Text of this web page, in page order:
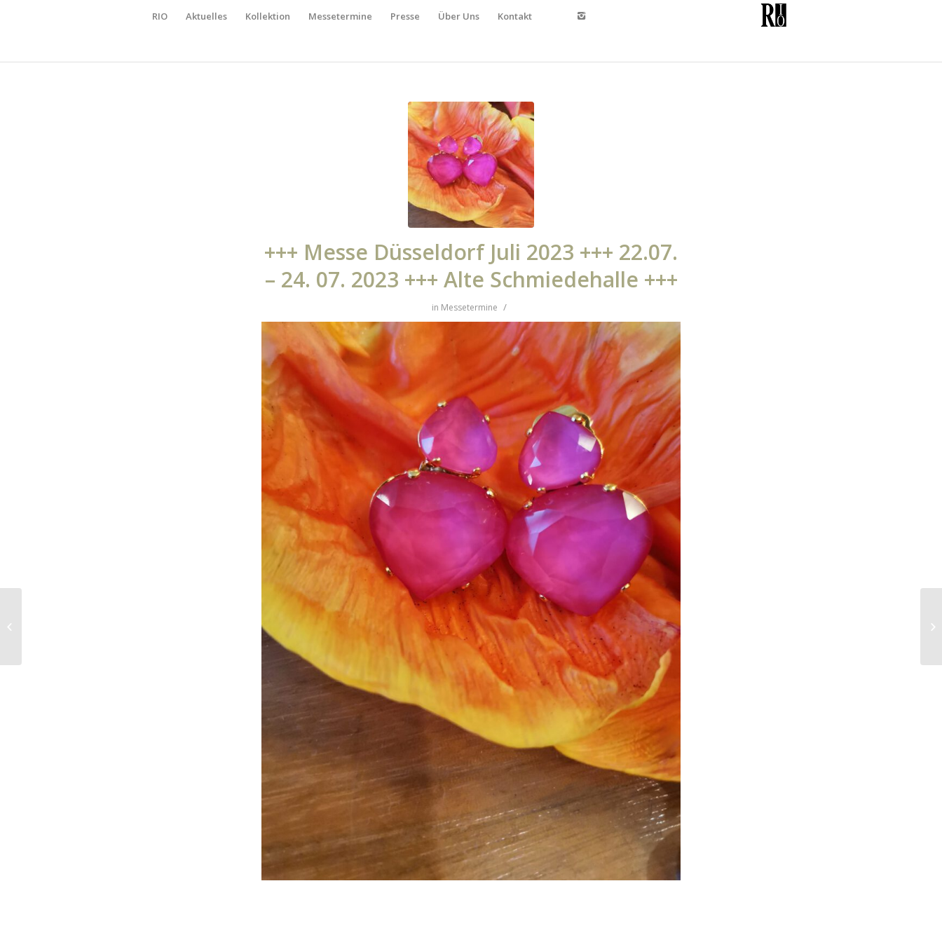
RIO Aktuelles Kollektion Messetermine Presse Über Uns Kontakt
+++ Messe Düsseldorf Juli 2023 +++ 22.07.
– 24. 07. 2023 +++ Alte Schmiedehalle +++
in Messetermine /